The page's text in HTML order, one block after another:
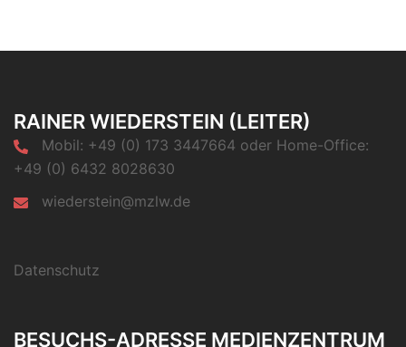
RAINER WIEDERSTEIN (LEITER)
Mobil: +49 (0) 173 3447664 oder Home-Office:
+49 (0) 6432 8028630
wiederstein@mzlw.de
Datenschutz
BESUCHS-ADRESSE MEDIENZENTRUM